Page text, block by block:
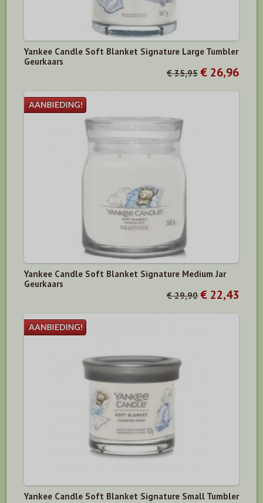
Yankee Candle Soft Blanket Signature Large Tumbler
Geurkaars
€ 35,95 € 26,96
Yankee Candle Soft Blanket Signature Medium Jar
Geurkaars
€ 29,90 € 22,43
Yankee Candle Soft Blanket Signature Small Tumbler